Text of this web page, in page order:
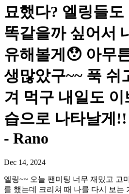
묘했다? 엘링들도
똑같을까 싶어서
유해볼게😯 아무
생많았구~~ 푹 쉬
겨 먹구 내일도
습으로 나타날게
- Rano
Dec 14, 2024
엘링~~ 오늘 팬미팅 너무 재밌고 고
를 했는데 크리쳐 때 나를 다시 보는